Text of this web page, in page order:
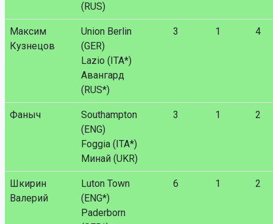
(RUS)
Максим
Кузнецов
Union Berlin
(GER)
Lazio (ITA*)
Авангард
(RUS*)
3 1 4
Фаныч
Southampton
(ENG)
Foggia (ITA*)
Минай (UKR)
3 1 2
Шкирин
Валерий
Luton Town
(ENG*)
Paderborn
6 1 2